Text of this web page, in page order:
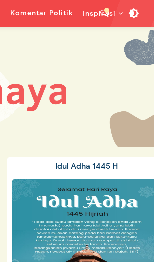
Komentar Politik Inspirasi
Idul Adha 1445 H